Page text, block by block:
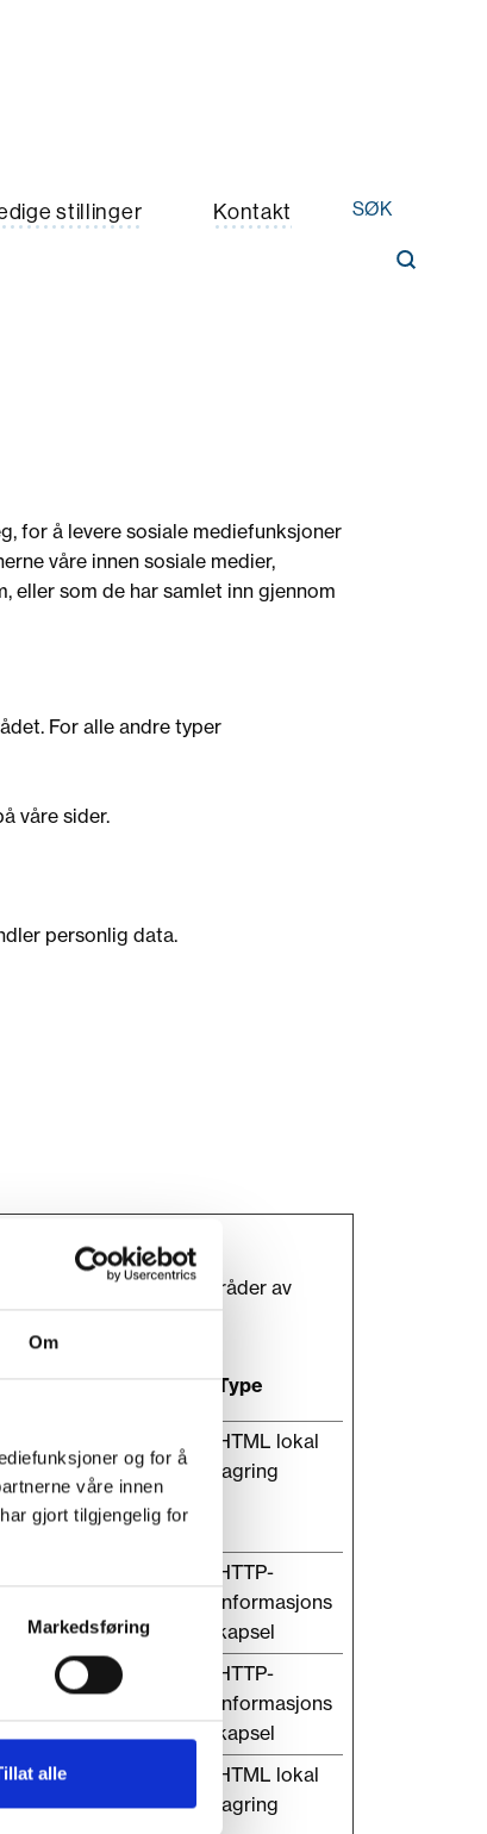
Om
og for å
våre innen
gjort tilgjengelig for
Markedsføring
alle
stillinger Kontakt SØK
for å levere sosiale mediefunksjoner
våre innen sosiale medier,
eller som de har samlet inn gjennom
For alle andre typer
våre sider.
personlig data.
og tilgang til sikre områder av
Type
HTML lokal
lagring
HTTP-
informasjons
kapsel
HTTP-
informasjons
kapsel
Vedvarende
HTML lokal
lagring